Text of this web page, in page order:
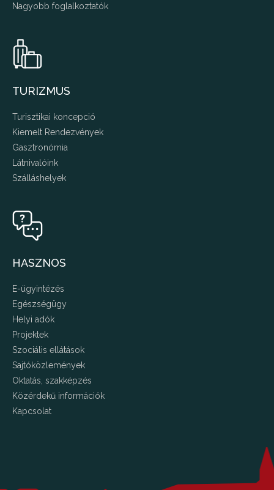
Nagyobb foglalkoztatók
TURIZMUS
Turisztikai koncepció
Kiemelt Rendezvények
Gasztronómia
Látnivalóink
Szálláshelyek
HASZNOS
E-ügyintézés
Egészségügy
Helyi adók
Projektek
Szociális ellátások
Sajtóközlemények
Oktatás, szakképzés
Közérdekű információk
Kapcsolat